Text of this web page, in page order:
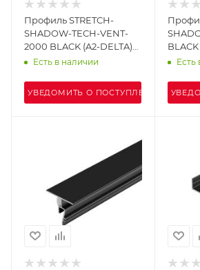
Профиль STRETCH-
SHADOW-TECH-VENT-
2000 BLACK (A2-DELTA)
(Arlight, Алюминий)
Есть в наличии
УВЕДОМИТЬ О ПОСТУПЛЕНИИ
Есть